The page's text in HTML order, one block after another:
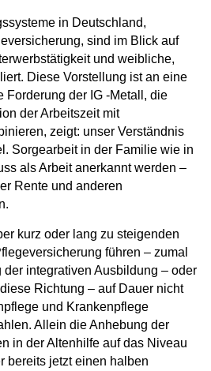
in Deutschland,
sind im Blick auf
und weibliche,
Diese Vorstellung ist an eine
Forderung der IG -Metall, die
der Arbeitszeit mit
zeigt: unser Verständnis
Sorgearbeit in der Familie wie in
als Arbeit anerkannt werden –
Rente und anderen
kurz oder lang zu steigenden
führen – zumal
integrativen Ausbildung – oder
Richtung – auf Dauer nicht
und Krankenpflege
Allein die Anhebung der
in der Altenhilfe auf das Niveau
bereits jetzt einen halben